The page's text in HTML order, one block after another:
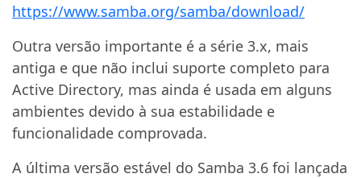
https://www.samba.org/samba/download/
Outra versão importante é a série 3.x, mais
antiga e que não inclui suporte completo para
Active Directory, mas ainda é usada em alguns
ambientes devido à sua estabilidade e
funcionalidade comprovada.
A última versão estável do Samba 3.6 foi lançada